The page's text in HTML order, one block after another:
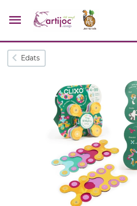
Cerques populars
parquing tinkering
Edats